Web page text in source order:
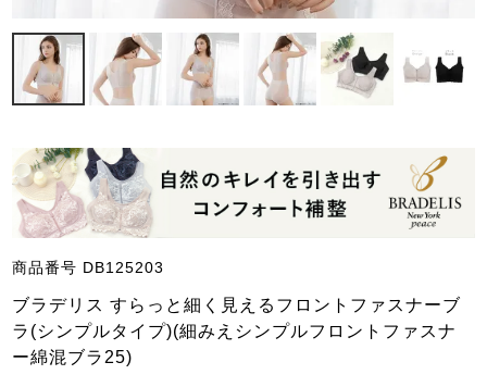
商品番号 DB125203
ブラデリス すらっと細く見えるフロントファスナーブ
ラ(シンプルタイプ)(細みえシンプルフロントファスナ
ー綿混ブラ25)